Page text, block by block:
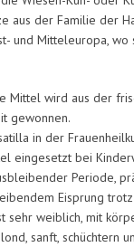
aus der Familie der
und Mitteleuropa,
Mittel wird aus der
gewonnen.
in der
eingesetzt bei
Periode,
Eisprung
sehr weiblich, mit
sanft, schüchtern